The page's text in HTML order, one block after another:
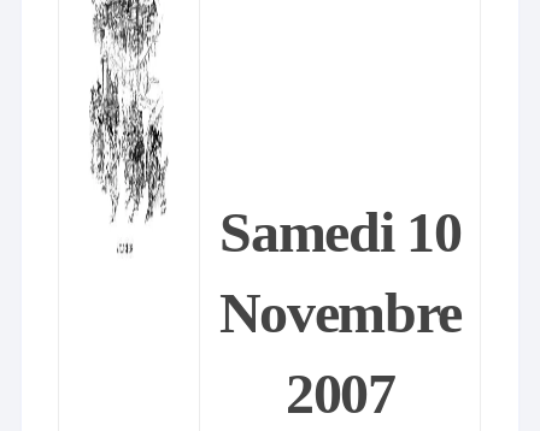
Samedi 10
Novembre
2007